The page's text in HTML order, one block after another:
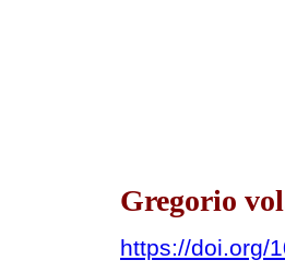
Gregorio
https://doi.org/